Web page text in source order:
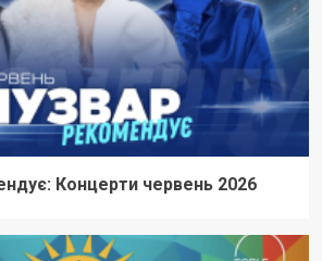
Концерти червень 2026